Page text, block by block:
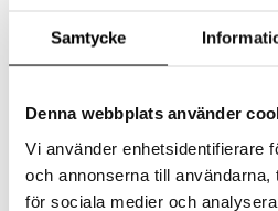
Samtycke
Denna webbplats använder
Vi använder enhetsidentifierare
och annonserna till användarna,
för sociala medier och
Milk Hand Cream
Naturlig, pleiende håndkrem med duft av søt kirsebær og kremet mandel
kr 89 kr